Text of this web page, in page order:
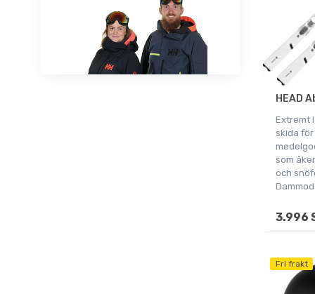
HEAD
Extremt
skida för
som
och
3.996
Fri frakt